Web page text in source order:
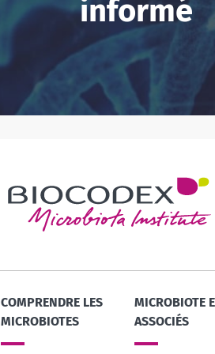
informé
vivants, le
de plus e...
COMPRENDRE LES
MICROBIOTES
MICROBIOTE
ASSOCIÉS